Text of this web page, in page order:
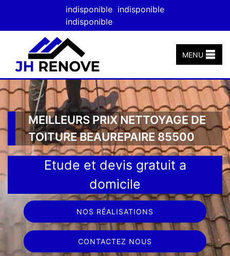
indisponible indisponible
indisponible
MENU
MEILLEURS PRIX NETTOYAGE DE
TOITURE BEAUREPAIRE 85500
Etude et devis gratuit a
domicile
NOS RÉALISATIONS
CONTACTEZ NOUS